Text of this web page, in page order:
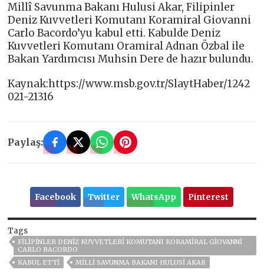
Millî Savunma Bakanı Hulusi Akar, Filipinler
Deniz Kuvvetleri Komutanı Koramiral Giovanni
Carlo Bacordo’yu kabul etti. Kabulde Deniz
Kuvvetleri Komutanı Oramiral Adnan Özbal ile
Bakan Yardımcısı Muhsin Dere de hazır bulundu.
Kaynak:https://www.msb.gov.tr/SlaytHaber/1242
021-21316
Paylaş:
Facebook Twitter WhatsApp Pinterest
Tags
FILIPINLER DENIZ KUVVETLERI KOMUTANI KORAMIRAL GIOVANNI
CARLO BACORDO
KABUL ETTI
MILLI SAVUNMA BAKANI HULUSI AKAR